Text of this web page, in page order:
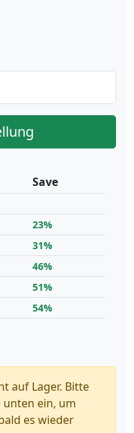
Save
23%
31%
46%
51%
54%
auf Lager. Bitte
unten ein, um
es wieder